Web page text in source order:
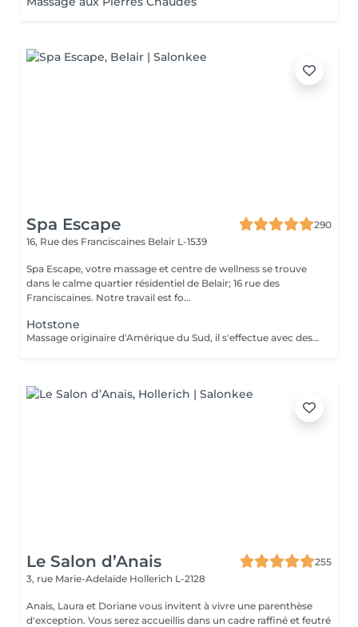
Spa Escape
290
16, Rue des Franciscaines Belair L-1539
Spa Escape, votre massage et centre de wellness se trouve
dans le calme quartier résidentiel de Belair; 16 rue des
Franciscaines. Notre travail est fo...
Hotstone
Massage originaire d'Amérique du Sud, il s'effectue avec des pierres volcaniques chaudes et des manoeuvres manuelles permettant au corps une détente musculaire et sensorielle très profonde. Vous ressortirez apaisé, rechargé et plein d'énergie
Le Salon d’Anais
255
3, rue Marie-Adelaïde Hollerich L-2128
Anais, Laura et Doriane vous invitent à vivre une parenthèse
d'exception. Vous serez accueillis dans un cadre raffiné et feutré